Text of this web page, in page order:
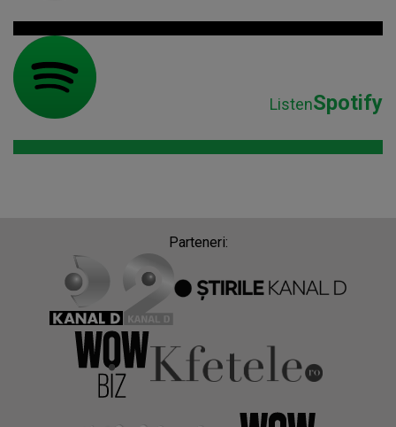
ListenSpotify
Parteneri: